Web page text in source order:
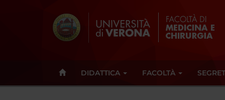
DIDATTICA FACOLTÀ